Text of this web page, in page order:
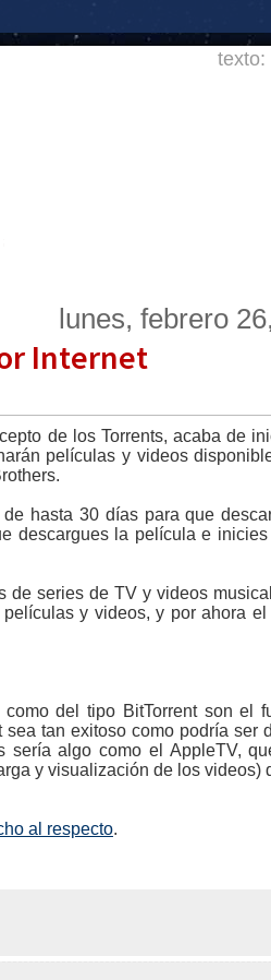
texto:
lunes, febrero
Internet
de los Torrents, acaba de
películas y videos
hasta 30 días para que
descargues la película e
de series de TV y videos
y videos, y por ahora el
del tipo BitTorrent son el
tan exitoso como podría ser
sería algo como el AppleTV,
y visualización de los videos)
al respecto.